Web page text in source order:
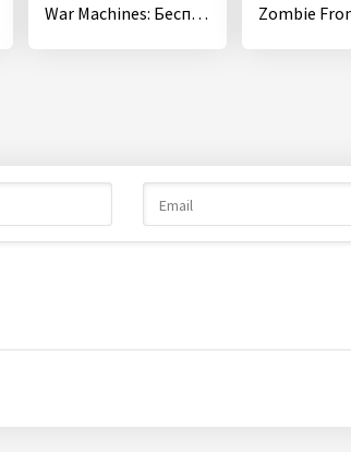
War Machines: Бесплатные Стрелялки Игры про Танки